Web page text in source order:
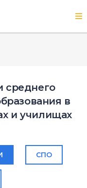
среднего
в
и училищах
СПО